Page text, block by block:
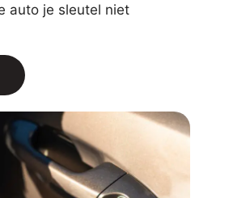
auto je sleutel niet